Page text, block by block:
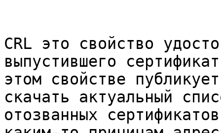
CRL это свойство
выпустившего
этом свойстве
скачать актуальный
отозванных